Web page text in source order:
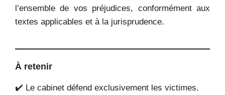
l’ensemble de vos préjudices, conformément aux
textes applicables et à la jurisprudence.
À retenir
✔️ Le cabinet défend exclusivement les victimes.